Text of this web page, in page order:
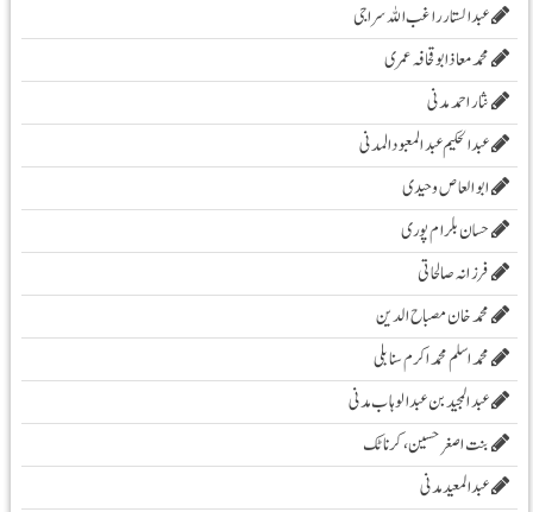
عبدالستار راغب اللہ سراجی
محمدمعاذابوقحافہ عمری
نثار احمد مدنی
عبدالحکیم عبدالمعبودالمدنی
ابو العاص وحیدی
حسان بلرام پوری
فرزانہ صالحاتی
محمد خان مصباح الدین
محمد اسلم محمد اکرم سنابلی
عبد المجید بن عبد الوہاب مدنی
بنت اصغر حسین، کرناٹک
عبدالمعید مدنی